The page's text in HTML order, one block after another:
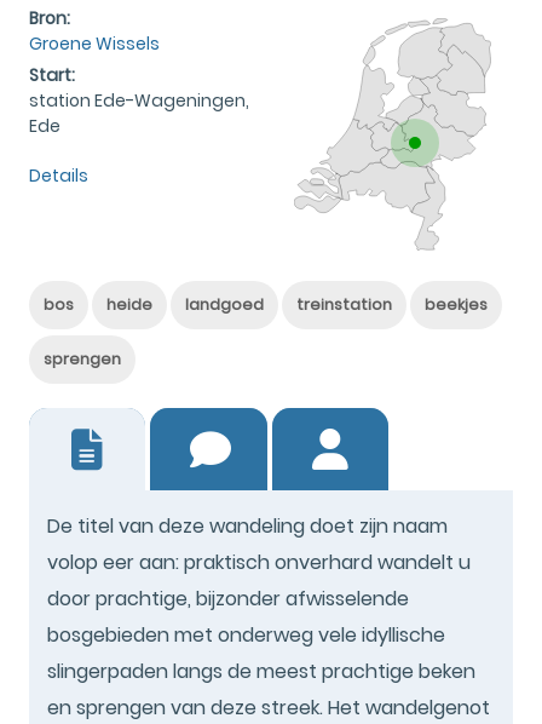
Bron:
Groene Wissels
Start:
station Ede-Wageningen,
Ede
Details
bos heide landgoed treinstation beekjes
sprengen
De titel van deze wandeling doet zijn naam
volop eer aan: praktisch onverhard wandelt u
door prachtige, bijzonder afwisselende
bosgebieden met onderweg vele idyllische
slingerpaden langs de meest prachtige beken
en sprengen van deze streek. Het wandelgenot